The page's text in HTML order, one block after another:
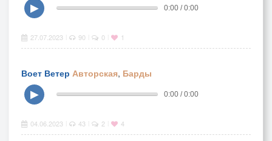
▶
0:00 / 0:00
27.07.2023 90 0 1
Воет Ветер Авторская, Барды
▶
0:00 / 0:00
04.06.2023 43 2 4